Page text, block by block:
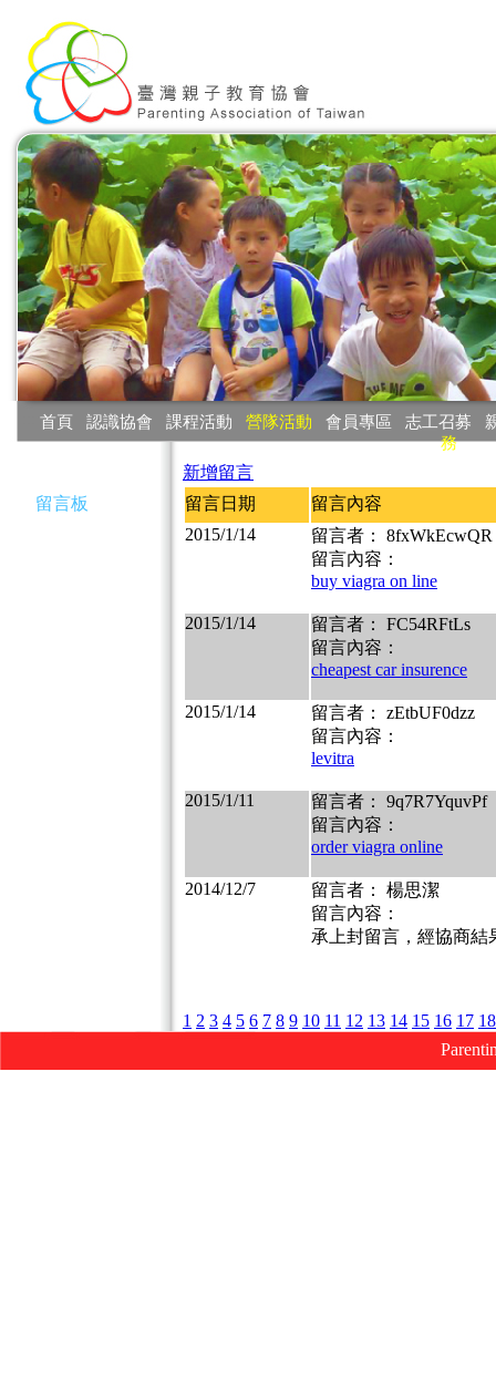
首頁 認識協會 課程活動 營隊活動 會員專區 志工召募
務
留言板
新增留言
留言日期
留言內容
2015/1/14
留言者： 8fxWkEcwQR
留言內容：
buy viagra on line
2015/1/14
留言者： FC54RFtLs
留言內容：
cheapest car insurence
2015/1/14
留言者： zEtbUF0dzz
留言內容：
levitra
2015/1/11
留言者： 9q7R7YquvPf
留言內容：
order viagra online
2014/12/7
留言者： 楊思潔
留言內容：
承上封留言，經協商
1 2 3 4 5 6 7 8 9 10 11 12 13 14 15 16 17 18